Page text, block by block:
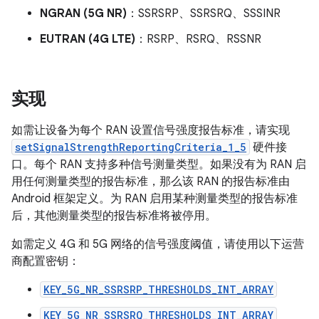
NGRAN (5G NR) ：SSRSRP、SSRSRQ、SSSINR
EUTRAN (4G LTE) ：RSRP、RSRQ、RSSNR
实现
如需让设备为每个 RAN 设置信号强度报告标准，请实现
setSignalStrengthReportingCriteria_1_5 硬件接
口。每个 RAN 支持多种信号测量类型。如果没有为 RAN 启
用任何测量类型的报告标准，那么该 RAN 的报告标准由
Android 框架定义。为 RAN 启用某种测量类型的报告标准
后，其他测量类型的报告标准将被停用。
如需定义 4G 和 5G 网络的信号强度阈值，请使用以下运营
商配置密钥：
KEY_5G_NR_SSRSRP_THRESHOLDS_INT_ARRAY
KEY_5G_NR_SSRSRQ_THRESHOLDS_INT_ARRAY